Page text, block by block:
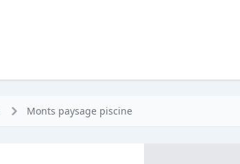
Monts paysage piscine